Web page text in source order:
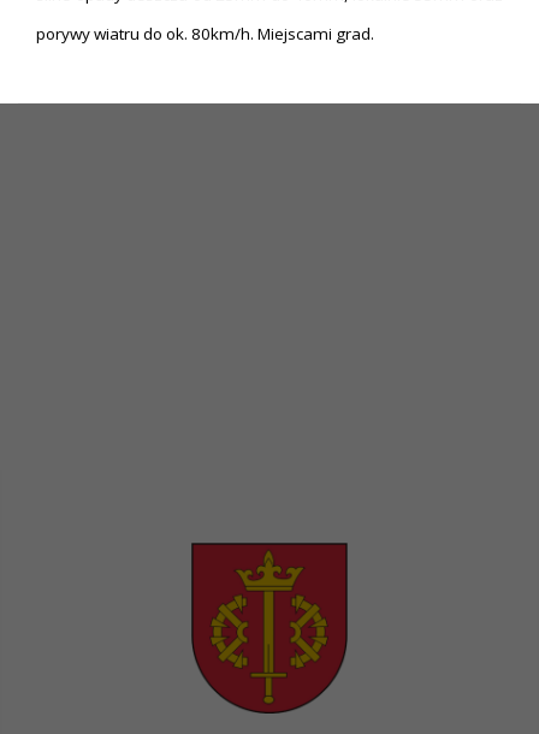
porywy wiatru do ok. 80km/h. Miejscami grad.